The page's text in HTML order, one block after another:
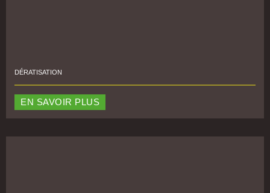
DÉRATISATION
EN SAVOIR PLUS